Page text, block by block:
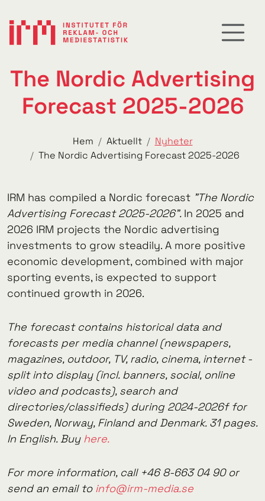
The Nordic Advertising
Forecast 2025-2026
Hem Aktuellt
Nyheter
The Nordic Advertising Forecast 2025-2026
IRM has compiled a Nordic forecast "The Nordic
Advertising Forecast 2025-2026". In 2025 and
2026 IRM projects the Nordic advertising
investments to grow steadily. A more positive
economic development, combined with major
sporting events, is expected to support
continued growth in 2026.
The forecast contains historical data and
forecasts per media channel (newspapers,
magazines, outdoor, TV, radio, cinema, internet -
split into display (incl. banners, social, online
video and podcasts), search and
directories/classifieds) during 2024-2026f for
Sweden, Norway, Finland and Denmark. 31 pages.
In English. Buy here.
For more information, call +46 8-663 04 90 or
send an email to info@irm-media.se